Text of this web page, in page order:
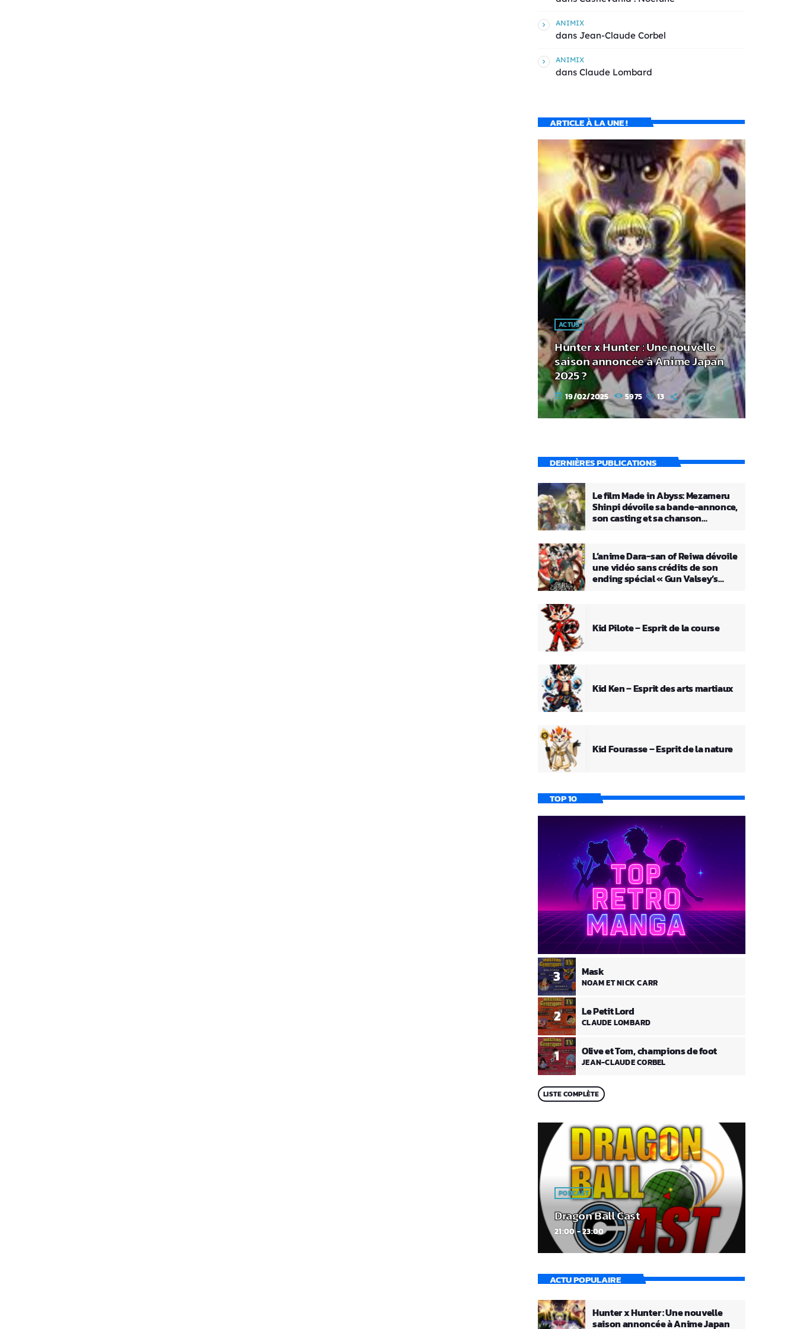
ANIMIX
dans Jean-Claude Corbel
ANIMIX
dans Claude Lombard
ARTICLE À LA UNE !
ACTUS
Hunter x Hunter : Une nouvelle
saison annoncée à Anime Japan
2025 ?
today 19/02/2025 5975 13
DERNIÈRES PUBLICATIONS
Le film Made in Abyss: Mezameru
Shinpi dévoile sa bande-annonce,
son casting et sa chanson
L’anime Dara-san of Reiwa dévoile
une vidéo sans crédits de son
ending spécial « Gun Valsey’s
Kid Pilote – Esprit de la course
Kid Ken – Esprit des arts martiaux
Kid Fourasse – Esprit de la nature
TOP 10
1 Olive et Tom, champions de foot
JEAN-CLAUDE CORBEL
2 Le Petit Lord
CLAUDE LOMBARD
3 Mask
NOAM ET NICK CARR
LISTE COMPLÈTE
PODCAST
Dragon Ball Cast
21:00 - 23:00
ACTU POPULAIRE
Hunter x Hunter : Une nouvelle
saison annoncée à Anime Japan